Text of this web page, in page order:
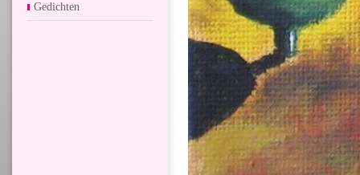
Gedichten